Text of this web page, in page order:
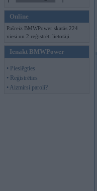
Online
Pašreiz BMWPower skatās 224
viesi un 2 reģistrēti lietotāji.
Ienākt BMWPower
• Pieslēgties
• Reģistrēties
• Aizmirsi paroli?